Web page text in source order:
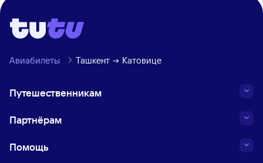
Авиабилеты Ташкент Катовице
Путешественникам
Партнёрам
Помощь